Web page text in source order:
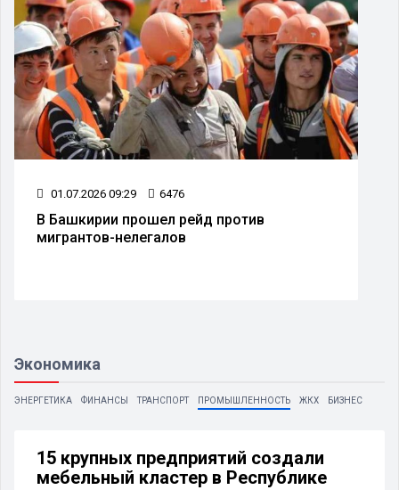
01.07.2026 09:29 6476
В Башкирии прошел рейд против
мигрантов-нелегалов
Экономика
ЭНЕРГЕТИКА ФИНАНСЫ ТРАНСПОРТ ПРОМЫШЛЕННОСТЬ ЖКХ БИЗНЕС
15 крупных предприятий создали
мебельный кластер в Республике